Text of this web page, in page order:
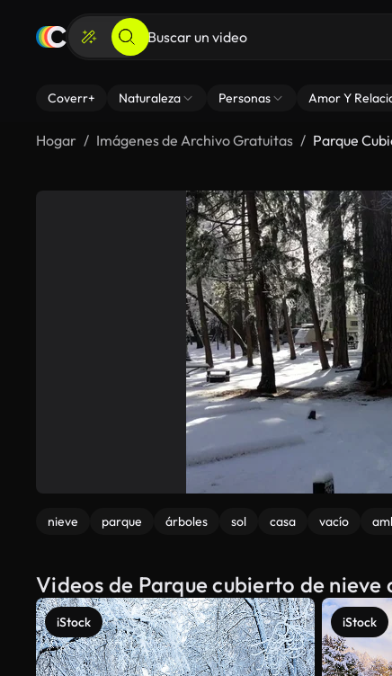
Coverr+ Naturaleza Personas Amor Y
Hogar Imágenes de Archivo Gratuitas Parque
nieve parque árboles sol casa vacío
Videos de Parque cubierto de
iStock iStock